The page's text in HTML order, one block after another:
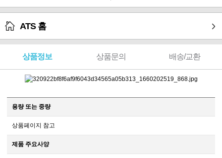
ATS 홈
상품정보 상품문의 배송/교환
용량 또는 중량
상품페이지 참고
제품 주요사양